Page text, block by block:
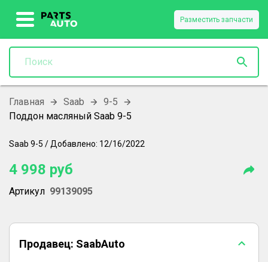
Разместить запчасти
Главная Saab
9-5
Поддон масляный Saab 9-5
Saab 9-5 / Добавлено: 12/16/2022
4 998 руб
Артикул 99139095
Продавец: SaabAuto